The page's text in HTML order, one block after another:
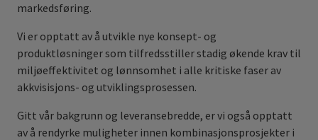
markedsføring.
Vi er opptatt av å utvikle nye konsept- og
produktløsninger som tilfredsstiller stadig økende krav til
miljøeffektivitet og lønnsomhet i alle kritiske faser av
akkvisisjons- og utviklingsprosessen.
Gitt vår bakgrunn og leveransebredde, er vi også opptatt
av å rendyrke muligheter innen kombinasjonsprosjekter i